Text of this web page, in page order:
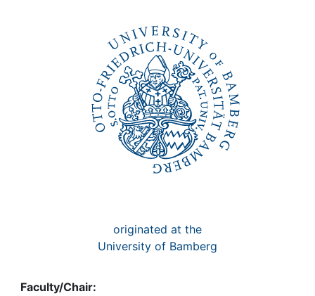
originated at the
University of Bamberg
Faculty/Chair: